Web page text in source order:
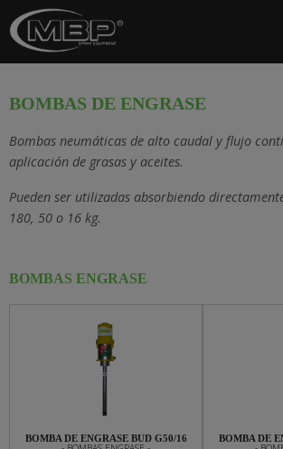
BOMBAS DE ENGRASE
Bombas neumáticas de alto caudal y flujo
aplicación de grasas y aceites.
Pueden ser utilizadas absorbiendo
180, 50 o 16 kg.
BOMBAS ENGRASE
BOMBA DE ENGRASE BUD G50/16 BOMBA DE